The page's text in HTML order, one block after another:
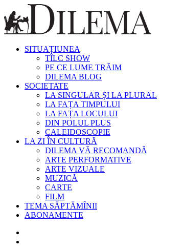
SITUAȚIUNEA
TÎLC SHOW
PE CE LUME TRĂIM
DILEMA BLOG
SOCIETATE
LA SINGULAR ȘI LA PLURAL
LA FAȚA TIMPULUI
LA FAȚA LOCULUI
DIN POLUL PLUS
CALEIDOSCOPIE
LA ZI ÎN CULTURĂ
DILEMA VĂ RECOMANDĂ
ARTE PERFORMATIVE
ARTE VIZUALE
MUZICĂ
CARTE
FILM
TEMA SĂPTĂMÎNII
ABONAMENTE